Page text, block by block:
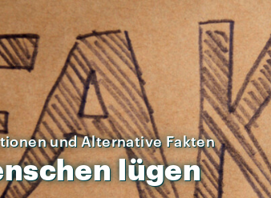
und Alternative Fakten
lügen